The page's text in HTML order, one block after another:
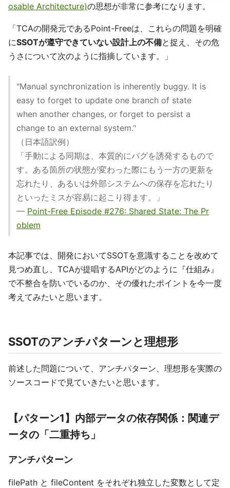
osable Architecture)の思想が非常に参考になります。
「TCAの開発元であるPoint-Freeは、これらの問題を明確
にSSOTが遵守できていない設計上の不備と捉え、その危
うさについて次のように指摘しています。」
"Manual synchronization is inherently buggy. It is
easy to forget to update one branch of state
when another changes, or forget to persist a
change to an external system."
（日本語訳例）
「手動による同期は、本質的にバグを誘発するもので
す。ある箇所の状態が変わった際にもう一方の更新を
忘れたり、あるいは外部システムへの保存を忘れたり
といったミスが容易に起こり得ます。」
— Point-Free Episode #276: Shared State: The Pr
oblem
本記事では、開発においてSSOTを意識することを改めて
見つめ直し、TCAが提唱するAPIがどのように『仕組み』
で不整合を防いでいるのか、その優れたポイントを今一度
考えてみたいと思います。
SSOTのアンチパターンと理想形
前述した問題について、アンチパターン、理想形を実際の
ソースコードで見ていきたいと思います。
【パターン1】内部データの依存関係：関連デ
ータの「二重持ち」
アンチパターン
filePath と fileContent をそれぞれ独立した変数として定